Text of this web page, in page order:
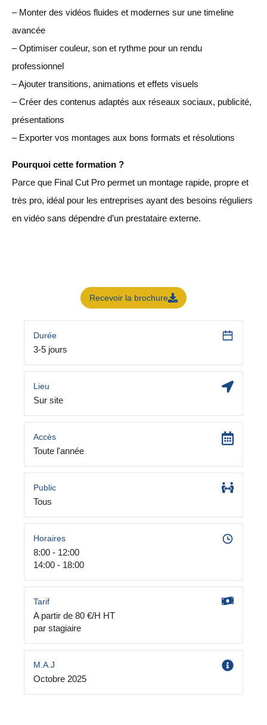
– Monter des vidéos fluides et modernes sur une timeline
avancée
– Optimiser couleur, son et rythme pour un rendu
professionnel
– Ajouter transitions, animations et effets visuels
– Créer des contenus adaptés aux réseaux sociaux, publicité,
présentations
– Exporter vos montages aux bons formats et résolutions
Pourquoi cette formation ?
Parce que Final Cut Pro permet un montage rapide, propre et
très pro, idéal pour les entreprises ayant des besoins réguliers
en vidéo sans dépendre d’un prestataire externe.
Recevoir la brochure
Durée
3-5 jours
Lieu
Sur site
Accès
Toute l'année
Public
Tous
Horaires
8:00 - 12:00
14:00 - 18:00
Tarif
A partir de 80 €/H HT
par stagiaire
M.A.J
Octobre 2025